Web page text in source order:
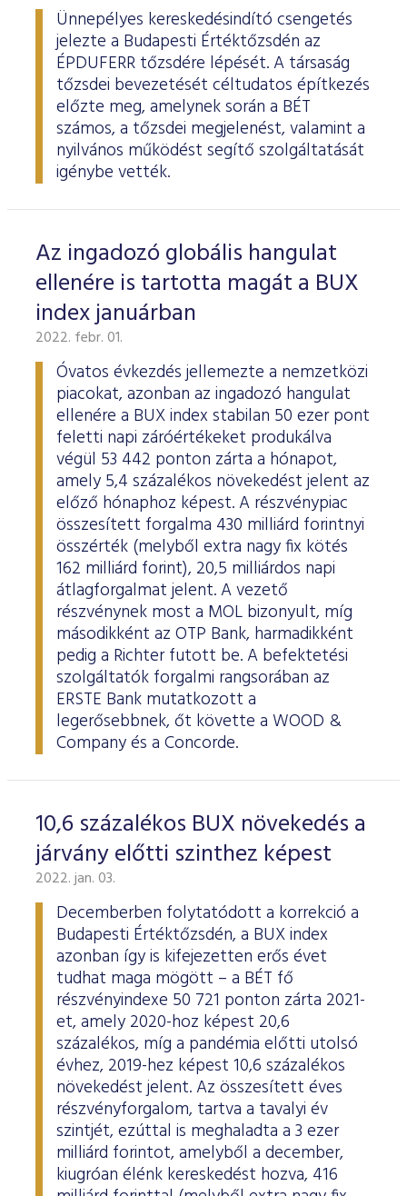
Ünnepélyes kereskedésindító csengetés
jelezte a Budapesti Értéktőzsdén az
ÉPDUFERR tőzsdére lépését. A társaság
tőzsdei bevezetését céltudatos építkezés
előzte meg, amelynek során a BÉT
számos, a tőzsdei megjelenést, valamint a
nyilvános működést segítő szolgáltatását
igénybe vették.
Az ingadozó globális hangulat
ellenére is tartotta magát a BUX
index januárban
2022. febr. 01.
Óvatos évkezdés jellemezte a nemzetközi
piacokat, azonban az ingadozó hangulat
ellenére a BUX index stabilan 50 ezer pont
feletti napi záróértékeket produkálva
végül 53 442 ponton zárta a hónapot,
amely 5,4 százalékos növekedést jelent az
előző hónaphoz képest. A részvénypiac
összesített forgalma 430 milliárd forintnyi
összérték (melyből extra nagy fix kötés
162 milliárd forint), 20,5 milliárdos napi
átlagforgalmat jelent. A vezető
részvénynek most a MOL bizonyult, míg
másodikként az OTP Bank, harmadikként
pedig a Richter futott be. A befektetési
szolgáltatók forgalmi rangsorában az
ERSTE Bank mutatkozott a
legerősebbnek, őt követte a WOOD &
Company és a Concorde.
10,6 százalékos BUX növekedés a
járvány előtti szinthez képest
2022. jan. 03.
Decemberben folytatódott a korrekció a
Budapesti Értéktőzsdén, a BUX index
azonban így is kifejezetten erős évet
tudhat maga mögött – a BÉT fő
részvényindexe 50 721 ponton zárta 2021-
et, amely 2020-hoz képest 20,6
százalékos, míg a pandémia előtti utolsó
évhez, 2019-hez képest 10,6 százalékos
növekedést jelent. Az összesített éves
részvényforgalom, tartva a tavalyi év
szintjét, ezúttal is meghaladta a 3 ezer
milliárd forintot, amelyből a december,
kiugróan élénk kereskedést hozva, 416